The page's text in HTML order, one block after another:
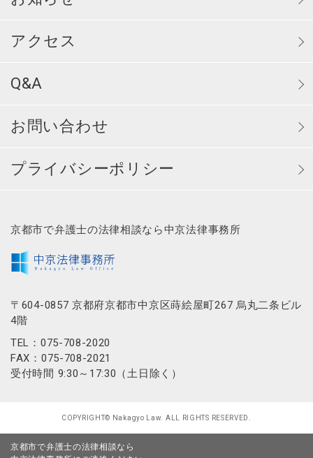
アクセス
Q&A
お問い合わせ
プライバシーポリシー
京都市で弁護士の法律相談なら中京法律事務所
〒604-0857 京都府京都市中京区蒔絵屋町267 烏丸二条ビル
4階
TEL：075-708-2020
FAX：075-708-2021
受付時間 9:30～17:30（土日除く）
COPYRIGHT© Nakagyo Law. ALL RIGHTS RESERVED.
京都市で弁護士の法律相談なら